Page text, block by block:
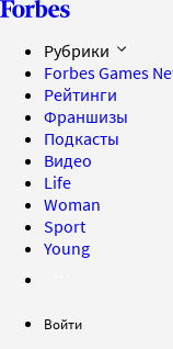
Рубрики
Forbes Games
Рейтинги
Франшизы
Подкасты
Видео
Life
Woman
Sport
Young
Войти